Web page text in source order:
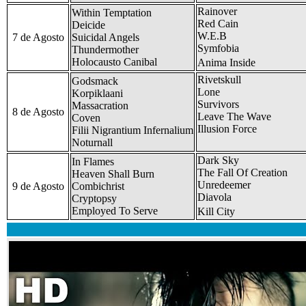
7 de Agosto
Within Temptation
Deicide
Suicidal Angels
Thundermother
Holocausto Canibal
Rainover
Red Cain
W.E.B
Symfobia
Anima Inside
8 de Agosto
Godsmack
Korpiklaani
Massacration
Coven
Filii Nigrantium Infernalium
Noturnall
Rivetskull
Lone
Survivors
Leave The Wave
Illusion Force
9 de Agosto
In Flames
Heaven Shall Burn
Combichrist
Cryptopsy
Employed To Serve
Dark Sky
The Fall Of Creation
Unredeemer
Diavola
Kill City